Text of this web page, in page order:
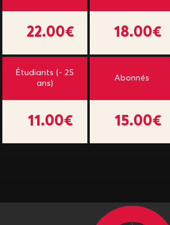
22.00€ 18.00€
Étudiants (- 25
ans)
11.00€
Abonnés
15.00€